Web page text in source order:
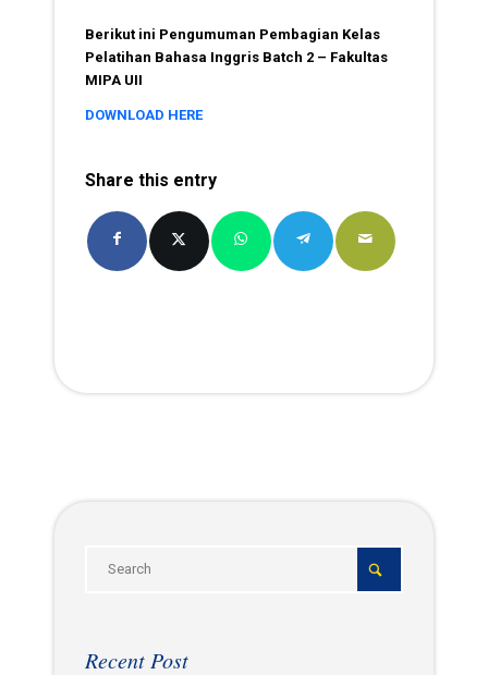
Berikut ini Pengumuman Pembagian Kelas
Pelatihan Bahasa Inggris Batch 2 – Fakultas
MIPA UII
DOWNLOAD HERE
Share this entry
Recent Post